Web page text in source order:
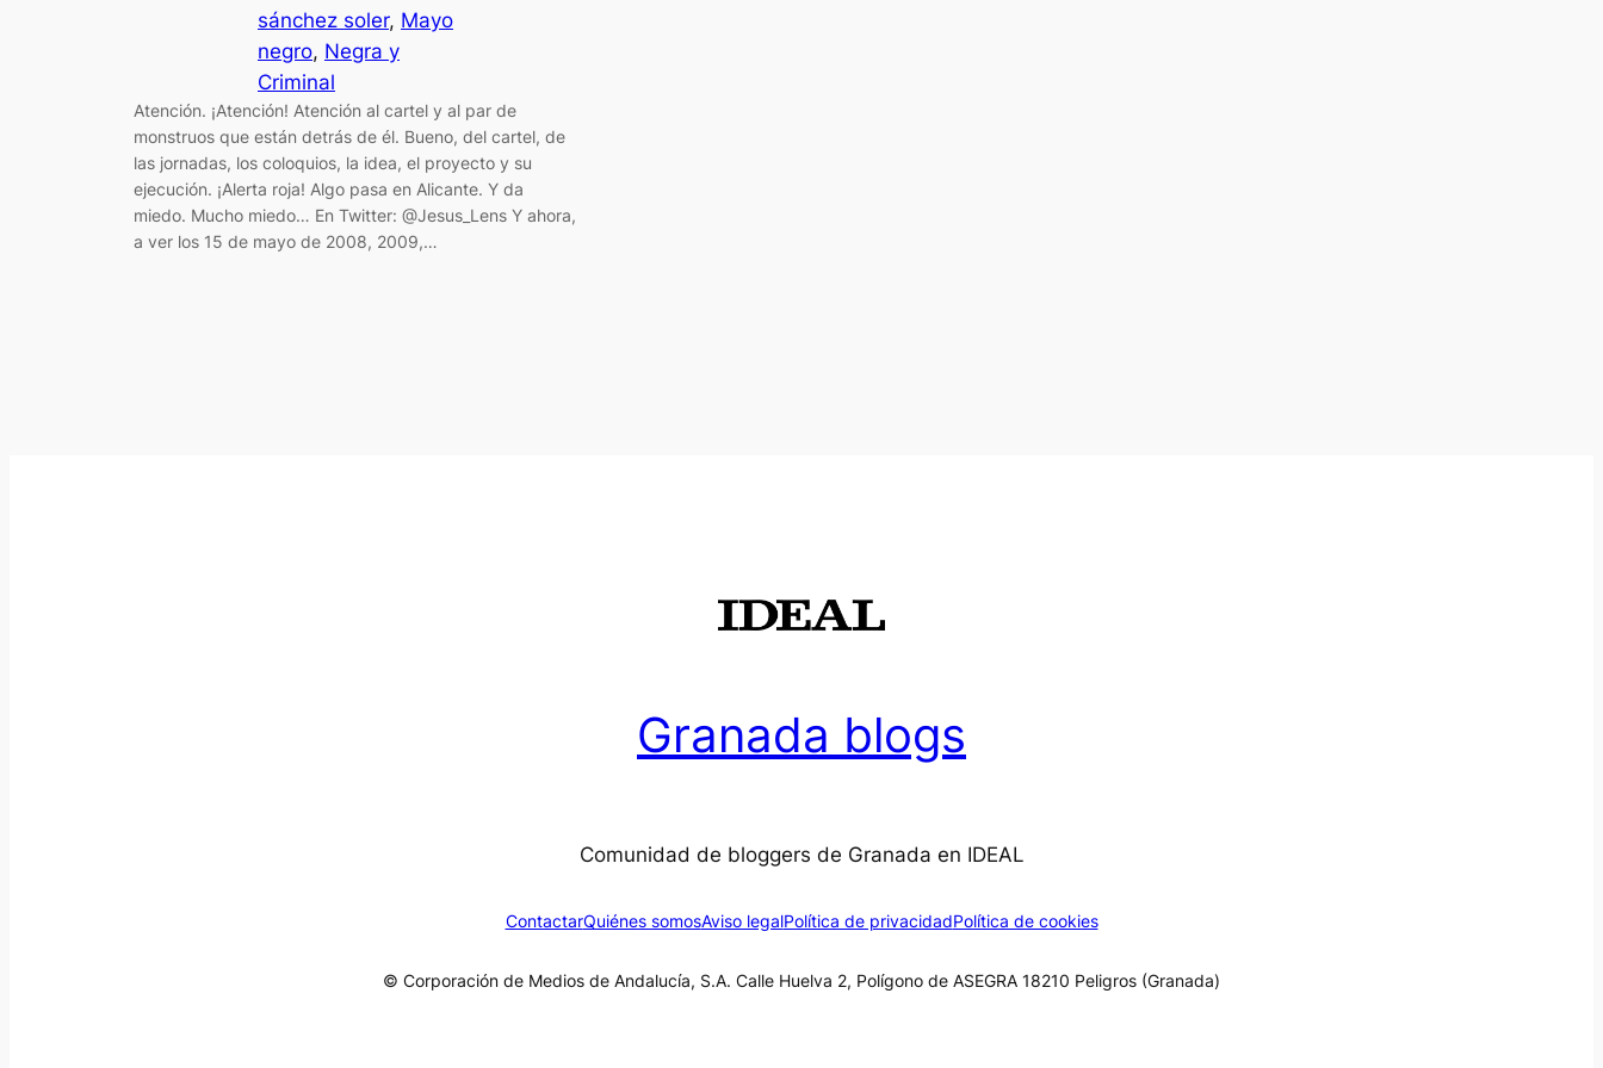
sánchez soler, Mayo
negro, Negra y
Criminal
Atención. ¡Atención! Atención al cartel y al par de
monstruos que están detrás de él. Bueno, del cartel, de
las jornadas, los coloquios, la idea, el proyecto y su
ejecución. ¡Alerta roja! Algo pasa en Alicante. Y da
miedo. Mucho miedo… En Twitter: @Jesus_Lens Y ahora,
a ver los 15 de mayo de 2008, 2009,…
Granada blogs
Comunidad de bloggers de Granada en IDEAL
ContactarQuiénes somosAviso legalPolítica de privacidadPolítica de cookies
© Corporación de Medios de Andalucía, S.A. Calle Huelva 2, Polígono de ASEGRA 18210 Peligros (Granada)